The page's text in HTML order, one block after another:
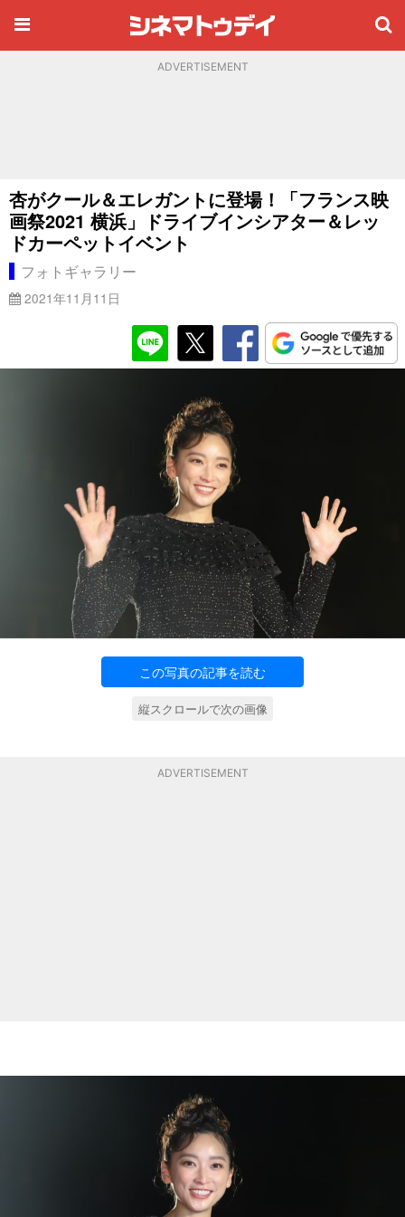
ADVERTISEMENT
杏がクール＆エレガントに登場！「フランス映
画祭2021 横浜」ドライブインシアター＆レッ
ドカーペットイベント
フォトギャラリー
2021年11月11日
この写真の記事を読む
縦スクロールで次の画像
ADVERTISEMENT